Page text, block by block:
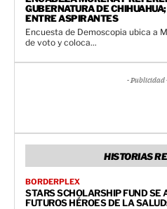
GUBERNATURA DE
ENTRE ASPIRANTES
Encuesta de Demoscopia ubica a
de voto y coloca...
- Publicidad
HISTORIAS
BORDERPLEX
STARS SCHOLARSHIP FUND SE
FUTUROS HÉROES DE LA